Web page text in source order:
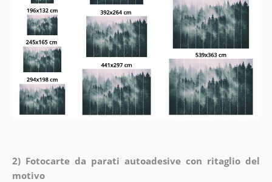
2) Fotocarte da parati autoadesive con ritaglio del
motivo